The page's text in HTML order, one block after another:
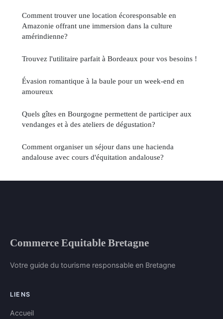
Comment trouver une location écoresponsable en
Amazonie offrant une immersion dans la culture
amérindienne?
Trouvez l'utilitaire parfait à Bordeaux pour vos besoins !
Évasion romantique à la baule pour un week-end en
amoureux
Quels gîtes en Bourgogne permettent de participer aux
vendanges et à des ateliers de dégustation?
Comment organiser un séjour dans une hacienda
andalouse avec cours d'équitation andalouse?
Commerce Equitable Bretagne
Votre guide du tourisme responsable en Bretagne
LIENS
Accueil